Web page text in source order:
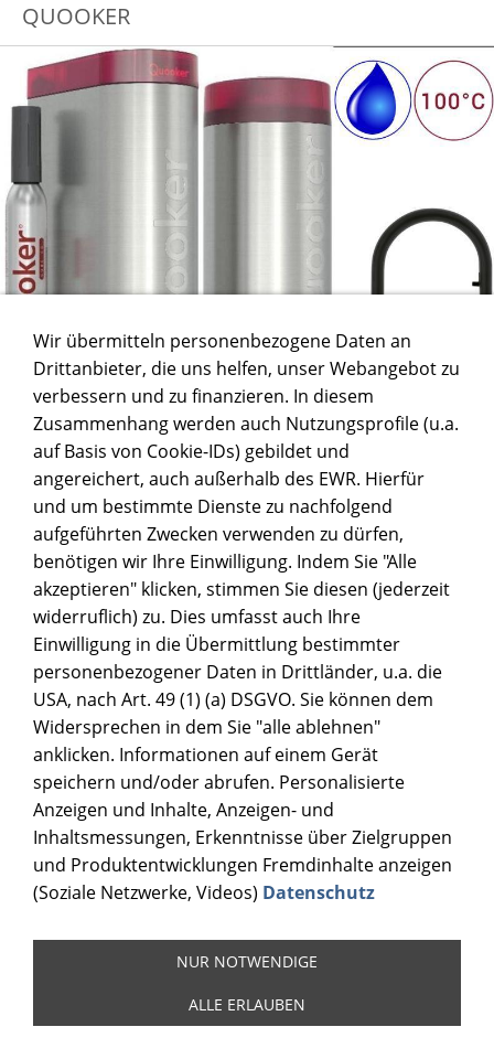
QUOOKER
Mehr dazu
HIER FINDEST DU NACHFÜLLSTATIONEN
Wir übermitteln personenbezogene Daten an
Drittanbieter, die uns helfen, unser Webangebot zu
verbessern und zu finanzieren. In diesem
Zusammenhang werden auch Nutzungsprofile (u.a.
auf Basis von Cookie-IDs) gebildet und
angereichert, auch außerhalb des EWR. Hierfür
und um bestimmte Dienste zu nachfolgend
aufgeführten Zwecken verwenden zu dürfen,
benötigen wir Ihre Einwilligung. Indem Sie "Alle
akzeptieren" klicken, stimmen Sie diesen (jederzeit
widerruflich) zu. Dies umfasst auch Ihre
Einwilligung in die Übermittlung bestimmter
personenbezogener Daten in Drittländer, u.a. die
USA, nach Art. 49 (1) (a) DSGVO. Sie können dem
Widersprechen in dem Sie "alle ablehnen"
anklicken. Informationen auf einem Gerät
speichern und/oder abrufen. Personalisierte
Anzeigen und Inhalte, Anzeigen- und
Inhaltsmessungen, Erkenntnisse über Zielgruppen
und Produktentwicklungen Fremdinhalte anzeigen
(Soziale Netzwerke, Videos) Datenschutz
NUR NOTWENDIGE
ALLE ERLAUBEN